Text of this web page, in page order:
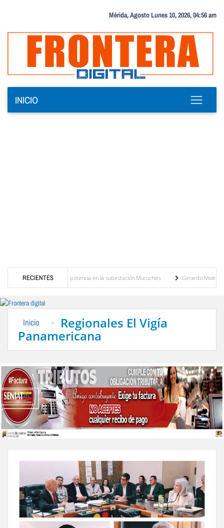
Mérida, Agosto Lunes 10, 2026, 04:56 am
INICIO
RECIENTES
transformador de potencia en la subestación Mucuchies
Gerardo Molina: “El
Inicio Regionales El Vigía
Panamericana